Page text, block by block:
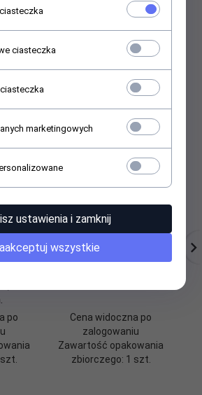
Polecamy
Ok.
po
Fontanna tortowa, 1
Cena widoczna po
zalogowaniu
Zawartość opakowania
zbiorczego: 1 szt.
ciasteczka
marketingowych
ustawienia i zamknij
wszystkie